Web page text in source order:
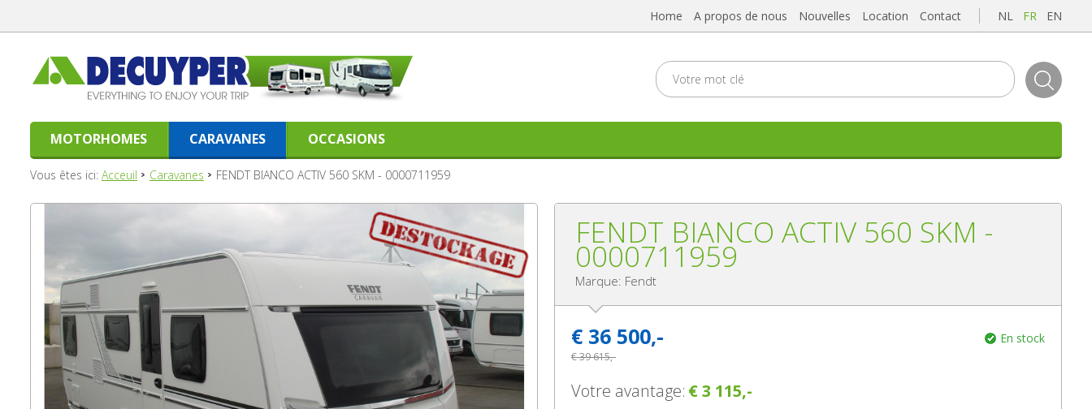
Home A propos de nous Nouvelles Location Contact NL FR EN
MOTORHOMES CARAVANES OCCASIONS
Vous êtes ici: Acceuil Caravanes FENDT BIANCO ACTIV 560 SKM - 0000711959
FENDT BIANCO ACTIV 560 SKM -
0000711959
Marque: Fendt
€ 36 500,-
€39 615,-
Votre avantage: € 3 115,-
En stock